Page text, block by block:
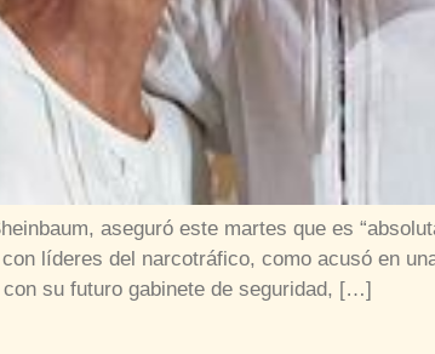
aseguró este martes que es
líderes del narcotráfico, como acusó en
su futuro gabinete de seguridad, […]